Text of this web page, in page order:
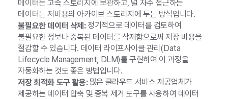
데이터는 고속 스토리지에 보관하고, 덜 자주 접근하는
데이터는 저비용의 아카이브 스토리지에 두는 방식입니다.
불필요한 데이터 삭제:정기적으로 데이터를 검토하여
불필요한 정보나 중복된 데이터를 삭제함으로써 저장 비용을
절감할 수 있습니다. 데이터 라이프사이클 관리(Data
Lifecycle Management, DLM)를 구현하여 이 과정을
자동화하는 것도 좋은 방법입니다.
저장 최적화 도구 활용:많은 클라우드 서비스 제공업체가
제공하는 데이터 압축 및 중복 제거 도구를 사용하여 데이터